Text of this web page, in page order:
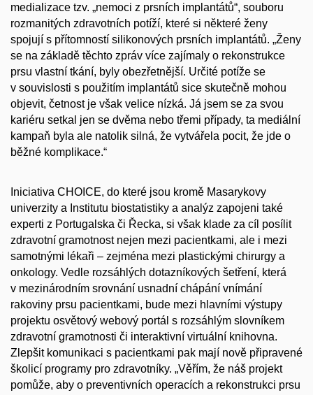
medializace tzv. „nemoci z prsních implantátů“, souboru
rozmanitých zdravotních potíží, které si některé ženy
spojují s přítomností silikonových prsních implantátů. „Ženy
se na základě těchto zpráv více zajímaly o rekonstrukce
prsu vlastní tkání, byly obezřetnější. Určité potíže se
v souvislosti s použitím implantátů sice skutečně mohou
objevit, četnost je však velice nízká. Já jsem se za svou
kariéru setkal jen se dvěma nebo třemi případy, ta mediální
kampaň byla ale natolik silná, že vytvářela pocit, že jde o
běžné komplikace.“
Iniciativa CHOICE, do které jsou kromě Masarykovy
univerzity a Institutu biostatistiky a analýz zapojeni také
experti z Portugalska či Řecka, si však klade za cíl posílit
zdravotní gramotnost nejen mezi pacientkami, ale i mezi
samotnými lékaři – zejména mezi plastickými chirurgy a
onkology. Vedle rozsáhlých dotazníkových šetření, která
v mezinárodním srovnání usnadní chápání vnímání
rakoviny prsu pacientkami, bude mezi hlavními výstupy
projektu osvětový webový portál s rozsáhlým slovníkem
zdravotní gramotnosti či interaktivní virtuální knihovna.
Zlepšit komunikaci s pacientkami pak mají nově připravené
školicí programy pro zdravotníky. „Věřím, že náš projekt
pomůže, aby o preventivních operacích a rekonstrukci prsu